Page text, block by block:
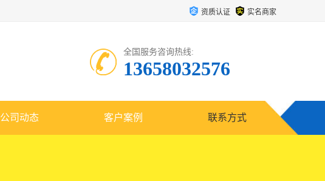
资质认证 实名商家
全国服务咨询热线:
13658032576
公司动态 客户案例 联系方式